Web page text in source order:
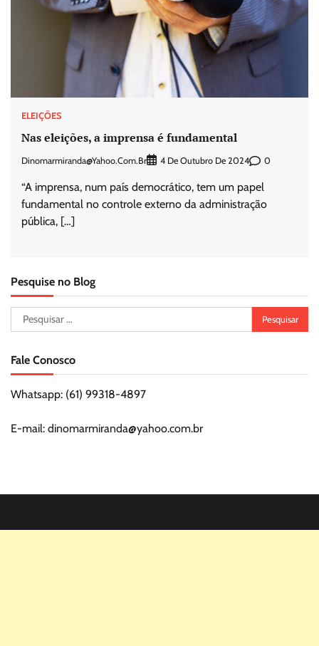
ELEIÇÕES
Nas eleições, a imprensa é fundamental
Dinomarmiranda@yahoo.com.br 4 De Outubro De 2024 0
“A imprensa, num país democrático, tem um papel
fundamental no controle externo da administração
pública, […]
Pesquise no Blog
Pesquisar
por:
Fale Conosco
Whatsapp: (61) 99318-4897
E-mail: dinomarmiranda@yahoo.com.br